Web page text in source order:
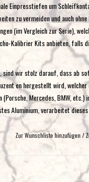
Einpresstiefen um
zu vermeiden und auch
(im Vergleich zur Serie),
Kalibrier Kits anbieten, falls
wir stolz darauf, dass ab
en hergestellt wird,
Mercedes, BMW,
Aluminium, verarbeitet
und Beschichtungen. Dabei
wie in der
Zur Wunschliste hinzufügen /